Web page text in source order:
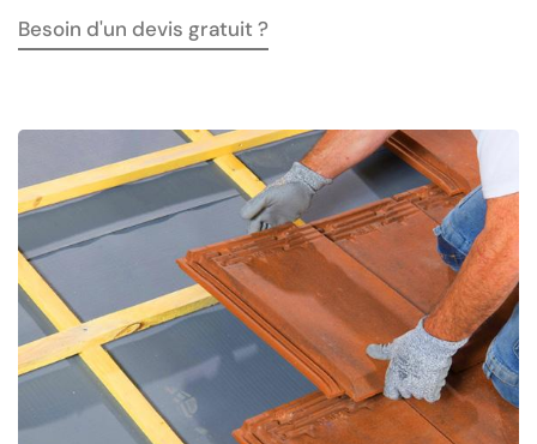
Besoin d'un devis gratuit ?